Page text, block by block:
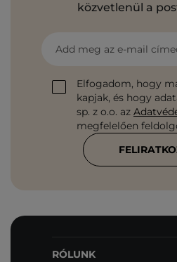
közvetlenül a
Add meg az e-mail
Elfogadom, hogy
kapjak, és hogy
sp. z o.o. az
megfelelően
RÓLUNK